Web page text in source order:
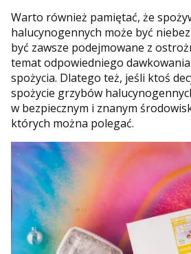
Warto również pamiętać, że
halucynogennych może być
być zawsze podejmowane z
temat odpowiedniego
spożycia. Dlatego też, jeśli ktoś
spożycie grzybów
w bezpiecznym i znanym
których można polegać.